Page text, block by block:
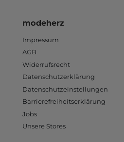
modeherz
Impressum
AGB
Widerrufsrecht
Datenschutzerklärung
Datenschutzeinstellungen
Barrierefreiheitserklärung
Jobs
Unsere Stores